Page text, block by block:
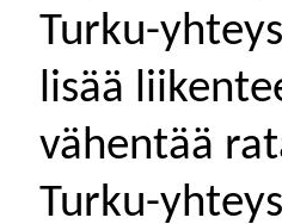
Turku-
lisää
vähentää
Turku-